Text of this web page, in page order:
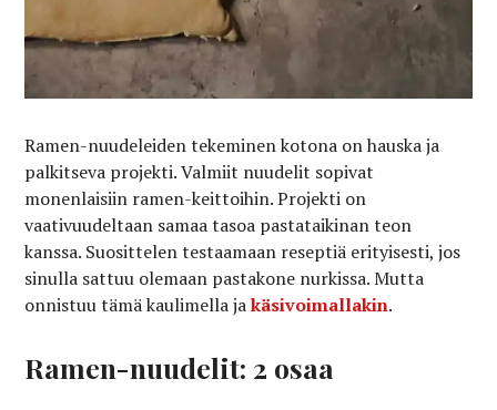
Ramen-nuudeleiden tekeminen kotona on hauska ja
palkitseva projekti. Valmiit nuudelit sopivat
monenlaisiin ramen-keittoihin. Projekti on
vaativuudeltaan samaa tasoa pastataikinan teon
kanssa. Suosittelen testaamaan reseptiä erityisesti, jos
sinulla sattuu olemaan pastakone nurkissa. Mutta
onnistuu tämä kaulimella jakäsivoimallakin.
Ramen-nuudelit: 2 osaa